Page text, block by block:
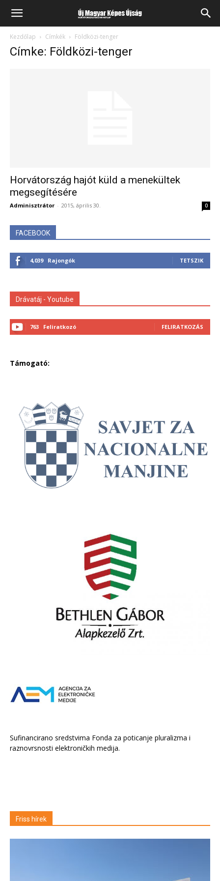
Kezdőlap Címkék Földközi-tenger
Címke: Földközi-tenger
Horvátország hajót küld a menekültek
megsegítésére
Adminisztrátor - 2015, április 30. 0
FACEBOOK
4,039 Rajongók TETSZIK
Drávatáj - Youtube
763 Feliratkozó FELIRATKOZÁS
Támogató:
Sufinancirano sredstvima Fonda za poticanje pluralizma i
raznovrsnosti elektroničkih medija.
Friss hírek